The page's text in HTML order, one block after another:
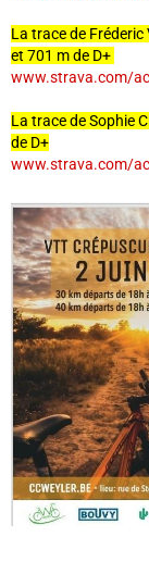
La trace de
et 701 m de D+
www.strava.com/
La trace de Sophie
de D+
www.strava.com/